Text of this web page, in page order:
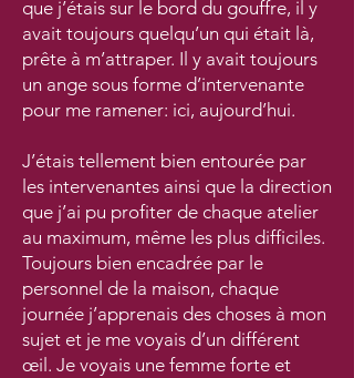
que j’étais sur le bord du gouffre, il y
avait toujours quelqu’un qui était là,
prête à m’attraper. Il y avait toujours
un ange sous forme d’intervenante
pour me ramener: ici, aujourd’hui.
J’étais tellement bien entourée par
les intervenantes ainsi que la direction
que j’ai pu profiter de chaque atelier
au maximum, même les plus difficiles.
Toujours bien encadrée par le
personnel de la maison, chaque
journée j’apprenais des choses à mon
sujet et je me voyais d’un différent
œil. Je voyais une femme forte et